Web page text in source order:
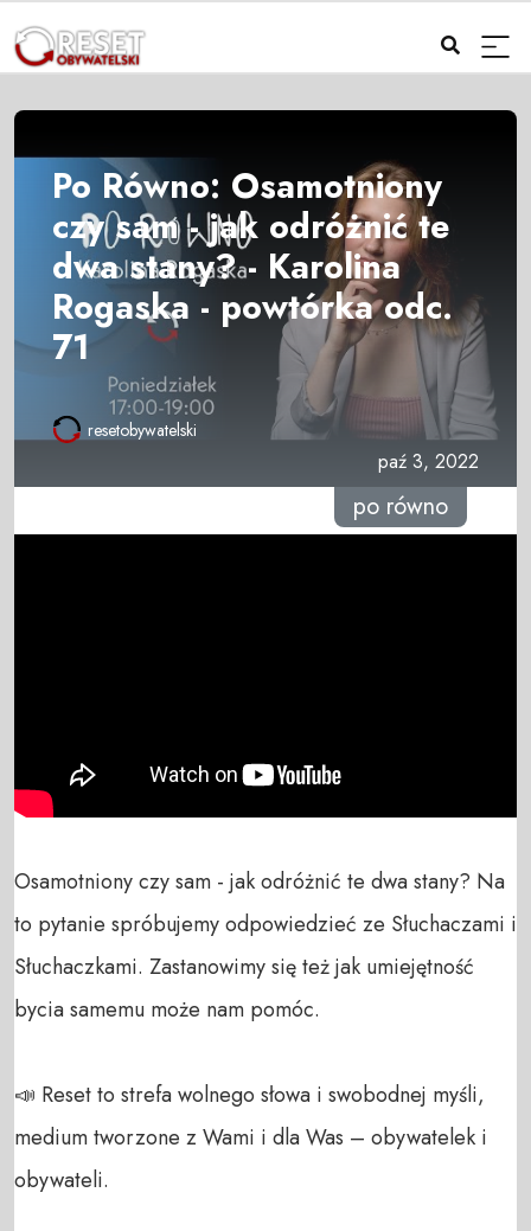
Po Równo: Osamotniony
czy sam - jak odróżnić te
dwa stany? - Karolina
Rogaska - powtórka odc.
71
resetobywatelski
paź 3, 2022
po równo
Osamotniony czy sam - jak odróżnić te dwa stany? Na
to pytanie spróbujemy odpowiedzieć ze Słuchaczami i
Słuchaczkami. Zastanowimy się też jak umiejętność
bycia samemu może nam pomóc.
📣 Reset to strefa wolnego słowa i swobodnej myśli,
medium tworzone z Wami i dla Was – obywatelek i
obywateli.